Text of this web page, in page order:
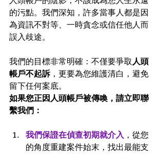
的污點。我們深知，許多當事人都是因
為資訊不對等、一時貪念或信任他人而
誤入歧途。
我們的目標非常明確：不僅要爭取 人頭
帳戶不起訴，更要為您維護清白，避免
留下任何案底。
如果您正因人頭帳戶被傳喚，請立即聯
繫我們：
我們保證在偵查初期就介入 ，從您
的角度重建案件始末，找出最能支